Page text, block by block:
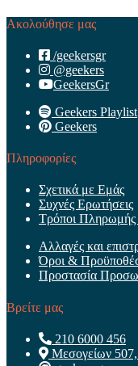
Ακολούθησε μας
/geekersgr
@geekers
GeekersGr
Geekers Playlist
Geekers
Πληροφορίες
Σχετικά με Εμάς
Συχνές Ερωτήσεις
Τρόποι
Αλλαγές και
Όροι &
Προστασία
Βρείτε μας
210 6000 456
Μεσογείων